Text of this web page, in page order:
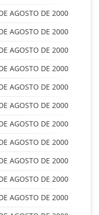
AGOSTO DE 2000
AGOSTO DE 2000
AGOSTO DE 2000
AGOSTO DE 2000
AGOSTO DE 2000
AGOSTO DE 2000
AGOSTO DE 2000
AGOSTO DE 2000
AGOSTO DE 2000
AGOSTO DE 2000
AGOSTO DE 2000